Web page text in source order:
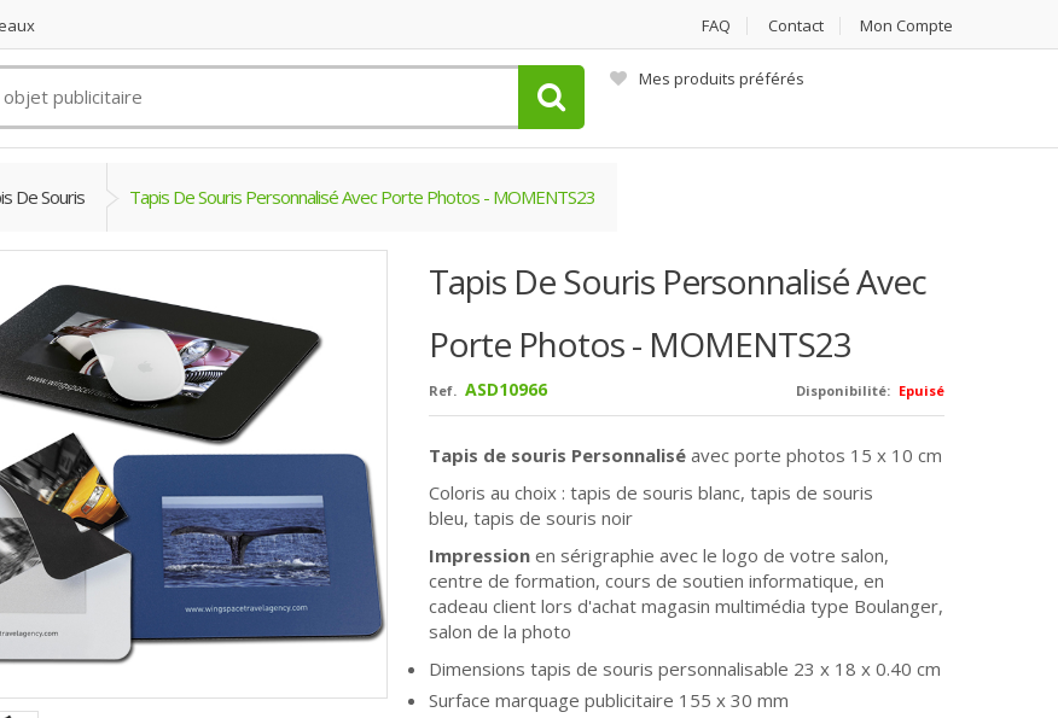
FAQ Contact Mon Compte
Mes produits préférés
De Souris Tapis De Souris Personnalisé Avec Porte Photos - MOMENTS23
Tapis De Souris Personnalisé Avec
Porte Photos - MOMENTS23
Disponibilité: Epuisé
Ref. ASD10966
Tapis de souris Personnaliséavec porte photos 15 x 10 cm
Coloris au choix : tapis de souris blanc, tapis de souris
bleu, tapis de souris noir
Impressionen sérigraphie avec le logo de votre salon,
centre de formation, cours de soutien informatique, en
cadeau client lors d'achat magasin multimédia type Boulanger,
salon de la photo
Dimensions tapis de souris personnalisable 23 x 18 x 0.40 cm
Surface marquage publicitaire 155 x 30 mm